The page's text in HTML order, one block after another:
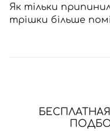
Як тільки
трішки більше